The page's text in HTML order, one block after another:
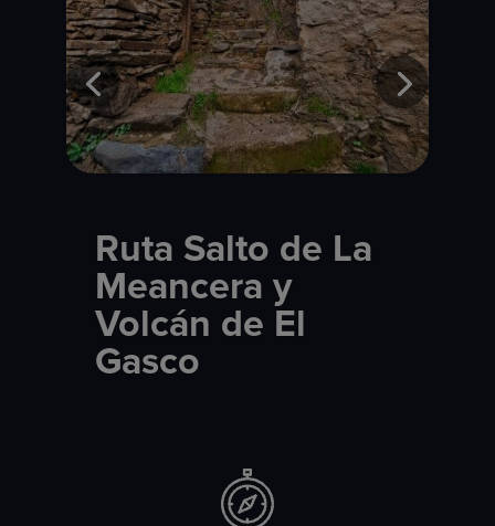
Ruta Salto de La
Meancera y
Volcán de El
Gasco